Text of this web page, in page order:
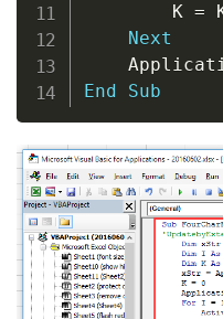
        K
=
Next
End
Sub